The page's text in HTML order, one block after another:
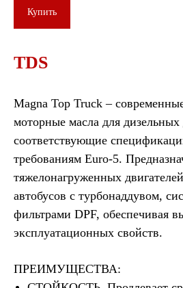
Купить
TDS
Magna Top Truck –
моторные масла для дизельных
соответствующие
требованиям Euro-5.
тяжелонагруженных
автобусов с турбонаддувом,
фильтрами DPF, обеспечивая
эксплуатационных свойств.
ПРЕИМУЩЕСТВА: